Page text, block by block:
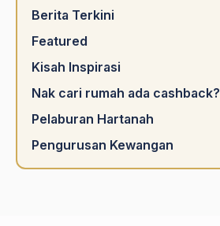
Berita Terkini
Featured
Kisah Inspirasi
Nak cari rumah ada cashback?
Pelaburan Hartanah
Pengurusan Kewangan